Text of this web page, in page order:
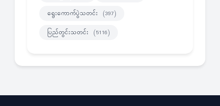
ရွေးကောက်ပွဲသတင်း (397)
ပြည်တွင်းသတင်း (5116)